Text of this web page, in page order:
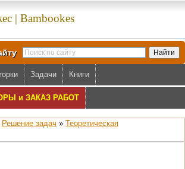
| Bambookes
Задачи Книги
и ЗАКАЗ РАБОТ
Решение задач » Теоретическая